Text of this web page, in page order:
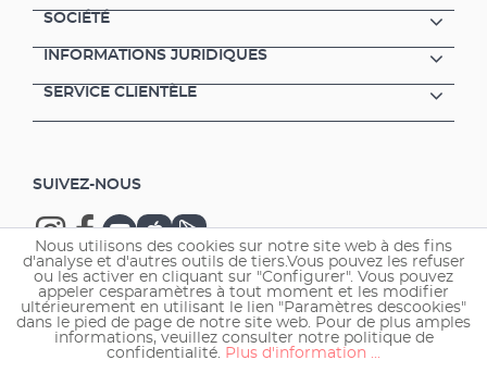
facilement contrôlé via des terminaux
PC/Mac). Avantages de l'EHEIM RGBcontrol+e
l'éclairage et commande des canaux de
couleur rouge, vert et bleu des LED RGB
couleurs particulièrement intenses à vos
effets de nuages, lumière de la lune avec cycle
naturel et plus encore Possibilité de choisir
des scénarios prédéfinis ou individuels Mode
expert avec possibilités de réglage
supplémentaires mode d'acclimatation, par
exemple en cas de changement de source
lumineuse ou de nouvelle installation de
SOCIÉTÉ
INFORMATIONS JURIDIQUES
SERVICE CLIENTÈLE
SUIVEZ-NOUS
Copyright © 2026 EHEIM GmbH & Co. KG.
Nous utilisons des cookies sur notre site web à des fins
d'analyse et d'autres outils de tiers.Vous pouvez les refuser
ou les activer en cliquant sur "Configurer". Vous pouvez
appeler cesparamètres à tout moment et les modifier
ultérieurement en utilisant le lien "Paramètres descookies"
dans le pied de page de notre site web. Pour de plus amples
informations, veuillez consulter notre politique de
confidentialité. Plus d'information ...